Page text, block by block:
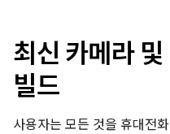
최신 카메라 및
빌드
사용자는 모든 것을 휴대전